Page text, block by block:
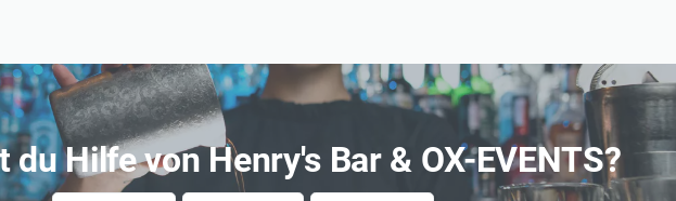
du Hilfe von Henry's Bar & OX-EVENTS?